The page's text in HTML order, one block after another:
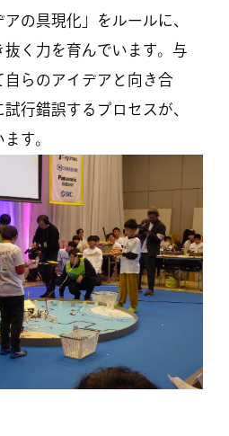
の具現化」をルールに、
く力を育んでいます。与
らのアイデアと向き合
行錯誤するプロセスが、
す。